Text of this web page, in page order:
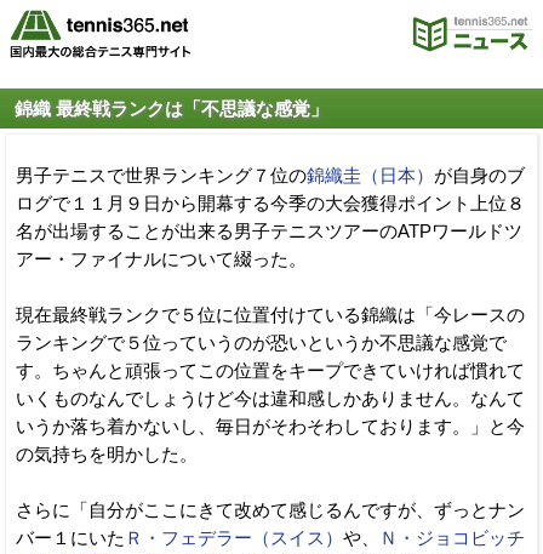
錦織 最終戦ランクは「不思議な感覚」
男子テニスで世界ランキング７位の錦織圭（日本） が自身のブ
ログで１１月９日から開幕する今季の大会獲得ポイント上位８
名が出場することが出来る男子テニスツアーのATPワールドツ
アー・ファイナルについて綴った。
現在最終戦ランクで５位に位置付けている錦織は「今レースの
ランキングで５位っていうのが恐いというか不思議な感覚で
す。ちゃんと頑張ってこの位置をキープできていければ慣れて
いくものなんでしょうけど今は違和感しかありません。なんて
いうか落ち着かないし、毎日がそわそわしております。」と今
の気持ちを明かした。
さらに「自分がここにきて改めて感じるんですが、ずっとナン
バー１にいた Ｒ・フェデラー（スイス） や、
Ｎ・ジョコビッチ